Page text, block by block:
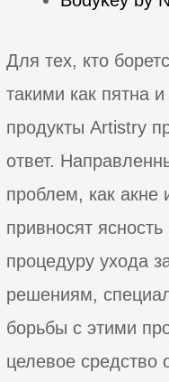
Для тех, кто
такими как пятна
продукты Artistry
ответ.
проблем, как акне
привносят
процедуру ухода
решениям,
борьбы с этими
целевое средство